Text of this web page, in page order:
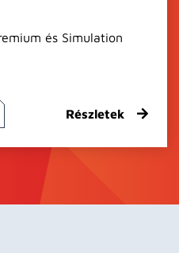
és Simulation
Részletek